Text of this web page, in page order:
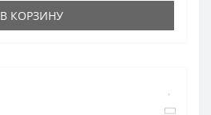
В КОРЗИНУ